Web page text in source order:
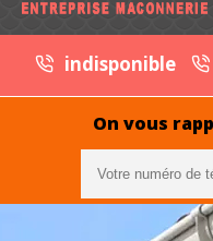
indisponible
On vous